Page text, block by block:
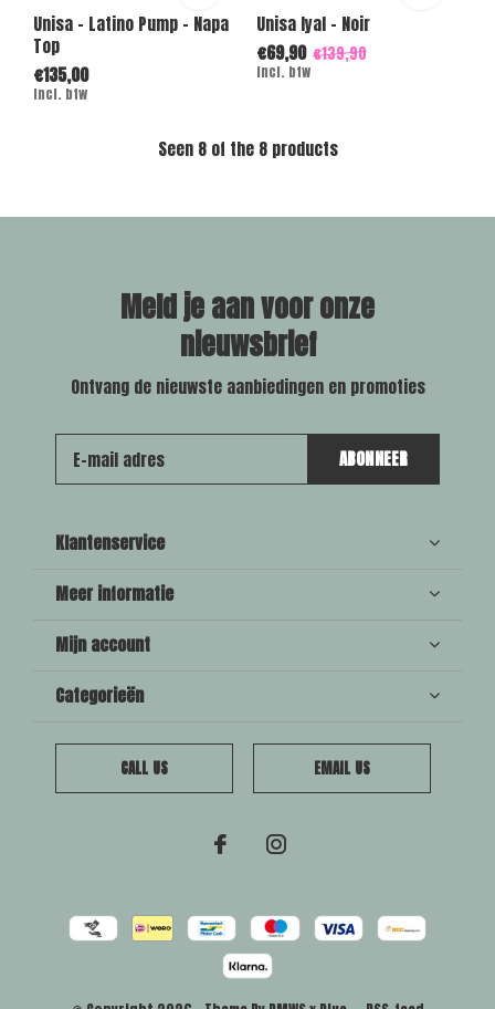
Unisa - Latino Pump - Napa
Top
€135,00
Incl. btw
Unisa Iyal - Noir
€69,90 €139,90
Incl. btw
Seen 8 of the 8 products
Meld je aan voor onze
nieuwsbrief
Ontvang de nieuwste aanbiedingen en promoties
ABONNEER
Klantenservice
Meer informatie
Mijn account
Categorieën
CALL US EMAIL US